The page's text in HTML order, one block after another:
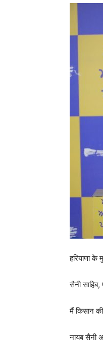
हरियाणा के
सैनी
मैं किसान
नायब सैनी